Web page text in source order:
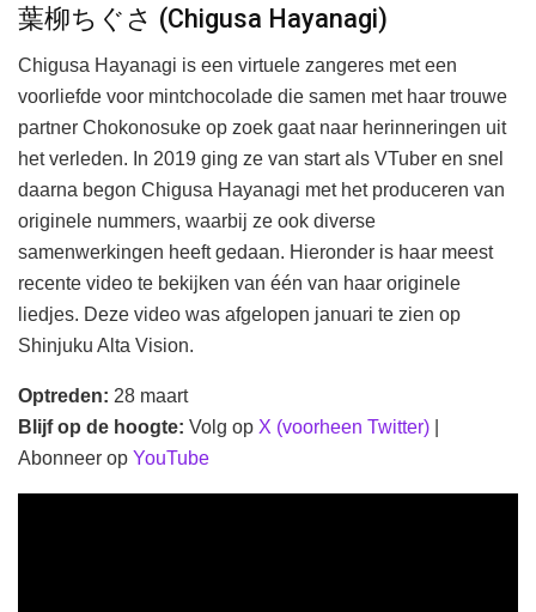
葉柳ちぐさ (Chigusa Hayanagi)
Chigusa Hayanagi is een virtuele zangeres met een
voorliefde voor mintchocolade die samen met haar trouwe
partner Chokonosuke op zoek gaat naar herinneringen uit
het verleden. In 2019 ging ze van start als VTuber en snel
daarna begon Chigusa Hayanagi met het produceren van
originele nummers, waarbij ze ook diverse
samenwerkingen heeft gedaan. Hieronder is haar meest
recente video te bekijken van één van haar originele
liedjes. Deze video was afgelopen januari te zien op
Shinjuku Alta Vision.
Optreden: 28 maart
Blijf op de hoogte: Volg op X (voorheen Twitter)
Abonneer op YouTube